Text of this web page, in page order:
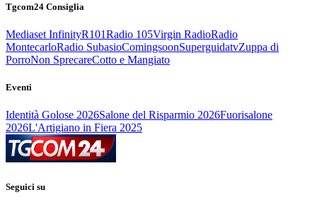
Tgcom24 Consiglia
Mediaset InfinityR101Radio 105Virgin RadioRadio
MontecarloRadio SubasioComingsoonSuperguidatvZuppa di
PorroNon SprecareCotto e Mangiato
Eventi
Identità Golose 2026Salone del Risparmio 2026Fuorisalone
2026L'Artigiano in Fiera 2025
Seguici su